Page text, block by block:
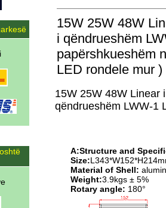
15W 25W 48W
i qëndrueshëm
papërshkueshëm
LED rondele mur )
15W 25W 48W Linear
qëndrueshëm LWW-1
A:Structure and
Size:
Material of Shell:
Weight:3.9kgs ± 5%
Rotary angle: 180°